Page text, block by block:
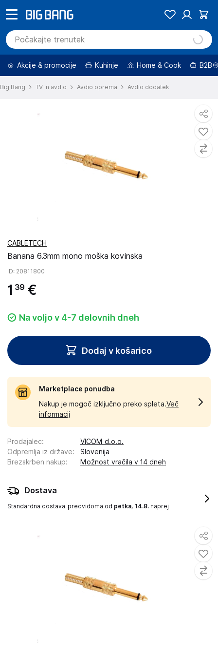
Akcije & promocije Kuhinje Home & Cook B2B
Big Bang TV in avdio Avdio oprema Avdio dodatek
CABLETECH
Banana 6.3mm mono moška kovinska
ID: 20811800
1 39 €
Na voljo v 4-7 delovnih dneh
Dodaj v košarico
Marketplace ponudba
Nakup je mogoč izključno preko spleta.Več
informacij
Prodajalec:
VICOM d.o.o.
Odpremlja iz države:
Slovenija
Brezskrben nakup: Možnost vračila v 14 dneh
Dostava
Standardna dostava predvidoma od petka, 14.8. naprej